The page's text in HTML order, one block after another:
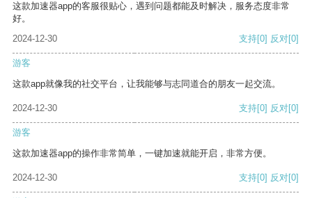
这款加速器app的客服很贴心，遇到问题都能及时解决，服务态度非常
好。
2024-12-30
支持[0] 反对[0]
游客
这款app就像我的社交平台，让我能够与志同道合的朋友一起交流。
2024-12-30 支持[0] 反对[0]
游客
这款加速器app的操作非常简单，一键加速就能开启，非常方便。
2024-12-30 支持[0] 反对[0]